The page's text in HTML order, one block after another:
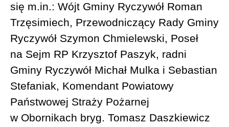
się m.in.: Wójt Gminy Ryczywół Roman
Trzęsimiech, Przewodniczący Rady Gminy
Ryczywół Szymon Chmielewski, Poseł
na Sejm RP Krzysztof Paszyk, radni
Gminy Ryczywół Michał Mulka i Sebastian
Stefaniak, Komendant Powiatowy
Państwowej Straży Pożarnej
w Obornikach bryg. Tomasz Daszkiewicz